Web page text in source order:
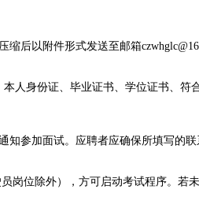
以附件形式发送至邮箱
身份证、毕业证书、学位证书、符
加面试。应聘者应确保所填写的
位除外），方可启动考试程序。若